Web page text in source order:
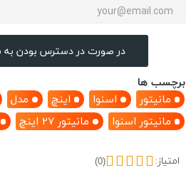
در صورت در دسترس بودن به
برچسب ها
مانیتور
اسنوا اینچ مدل
مانیتور اسنوا
مانیتور 27 اینچ
امتیاز: (0)